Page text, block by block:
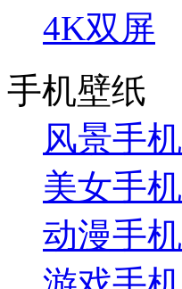
4K双屏
手机壁纸
风景手机
美女手机
动漫手机